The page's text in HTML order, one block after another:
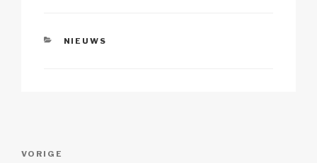
CATEGORIEËN
NIEUWS
Vorig
VORIGE